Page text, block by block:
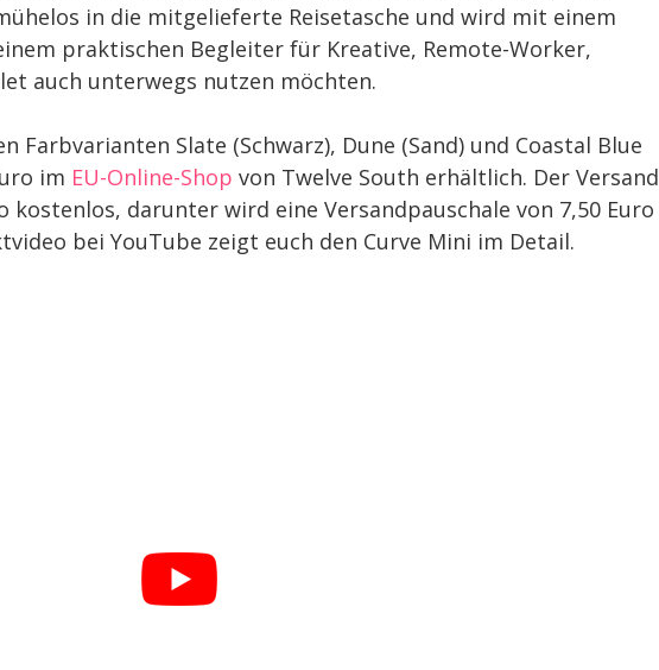
in die mitgelieferte Reisetasche und wird mit einem
praktischen Begleiter für Kreative, Remote-Worker,
auch unterwegs nutzen möchten.
Farbvarianten Slate (Schwarz), Dune (Sand) und Coastal Blue
im EU-Online-Shop von Twelve South erhältlich. Der
kostenlos, darunter wird eine Versandpauschale von 7,50 Euro
bei YouTube zeigt euch den Curve Mini im Detail.